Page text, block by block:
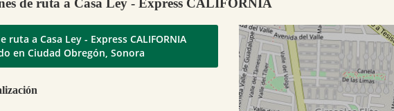
ruta a Casa Ley - Express CALIFORNIA
en Ciudad Obregón, Sonora